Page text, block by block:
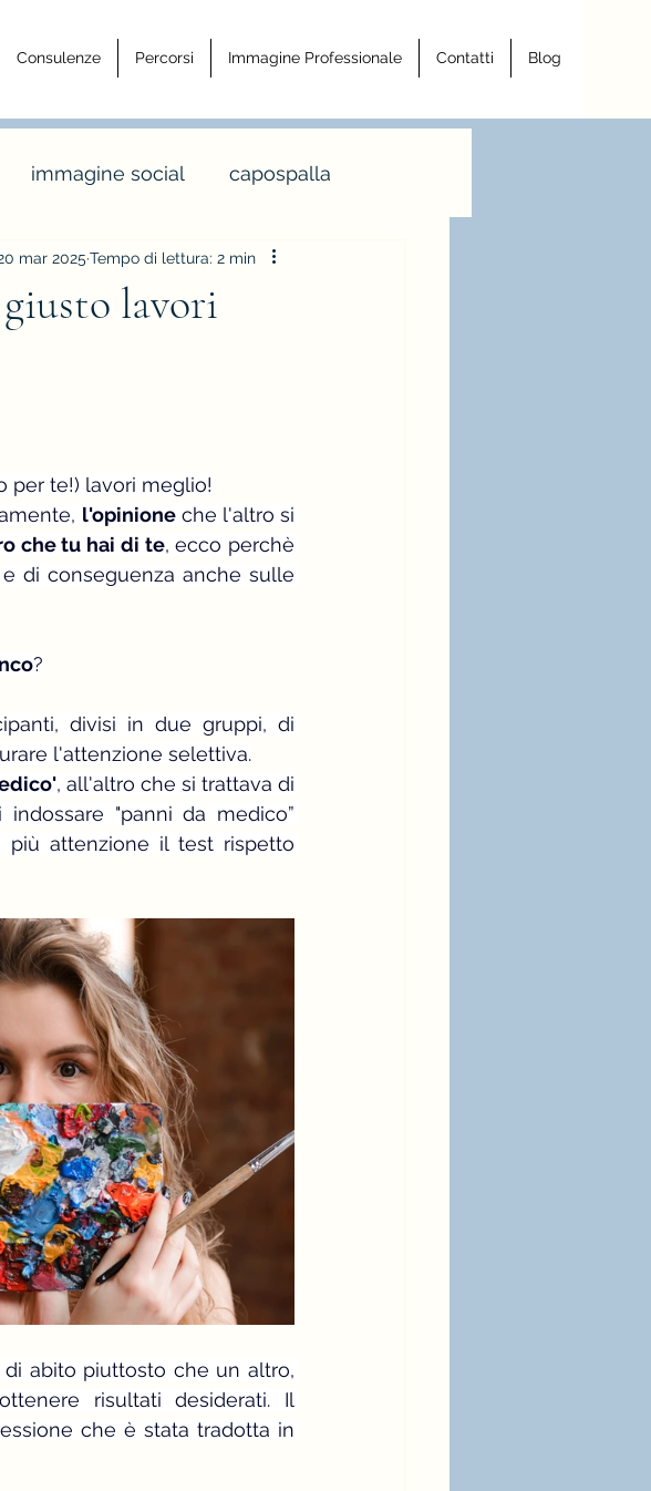
Consulenze Percorsi Immagine Professionale Contatti Blog
immagine social capospalla
consulenza armocromia
camicia bianca moda
lavori
mar 2025 Tempo di lettura: 2 min
per te!) lavori meglio!
l'opinione che l'altro si
che tu hai di te, ecco perchè
di conseguenza anche sulle
?
divisi in due gruppi, di
l'attenzione selettiva.
, all'altro che si trattava di
"panni da medico”
attenzione il test rispetto
abito piuttosto che un altro,
risultati desiderati. Il
che è stata tradotta in